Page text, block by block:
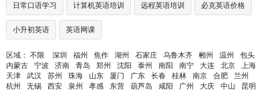
日常口语学习 计算机英语培训 远程英语培训 必克英语价格
小升初英语 英语网课
区域： 不限 深圳 福州 焦作 湖州 石家庄 乌鲁木齐 郴州 温州
包头
内蒙古
宁波 济南 青岛 郑州 沈阳 泰州 南阳 南宁 大连 北京
上海
天津
武汉 苏州 珠海 山东 厦门 广东 长春 桂林 南京 合肥
兰州
杭州
无锡 西安 泉州 孝感 东营 葫芦岛 咸阳 广州 大庆 中山
昆明